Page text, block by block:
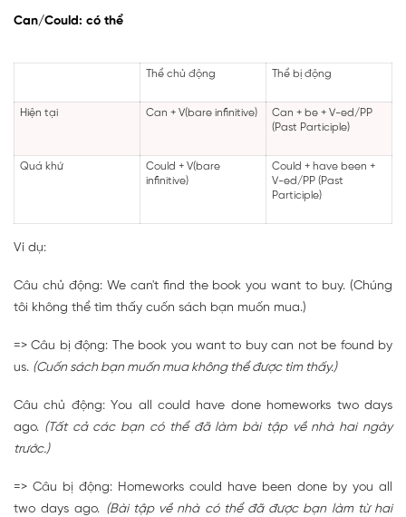
Can/Could: có thể
Thể chủ động Thể bị động
Hiện tại Can + V(bare infinitive)
Can + be + V-ed/PP
(Past Participle)
Quá khứ
Could + V(bare
infinitive)
Could + have been +
V-ed/PP (Past
Participle)
Ví dụ:
Câu chủ động: We can't find the book you want to buy. (Chúng
tôi không thể tìm thấy cuốn sách bạn muốn mua.)
=> Câu bị động: The book you want to buy can not be found by
us. (Cuốn sách bạn muốn mua không thể được tìm thấy.)
Câu chủ động: You all could have done homeworks two days
ago. (Tất cả các bạn có thể đã làm bài tập về nhà hai ngày
trước.)
=> Câu bị động: Homeworks could have been done by you all
two days ago. (Bài tập về nhà có thể đã được bạn làm từ hai